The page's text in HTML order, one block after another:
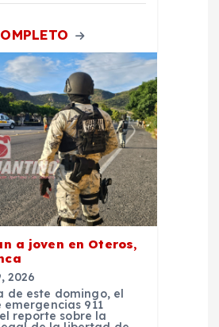
a joven en Oteros,
2026
de este domingo, el
911
reporte sobre la